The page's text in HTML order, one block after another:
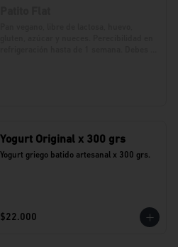
Yogurt Original x 300 grs
Yogurt griego batido artesanal x 300 grs.
$22.000